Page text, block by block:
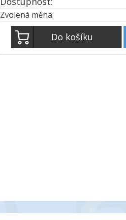
Zvolená měna:
Do košíku